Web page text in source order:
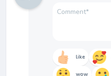
like
wow